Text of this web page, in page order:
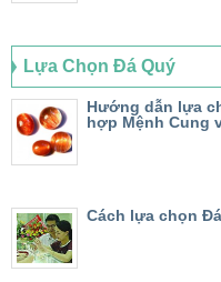
Lựa Chọn Đá Quý
Hướng dẫn lựa
hợp Mệnh Cung
Cách lựa chọn